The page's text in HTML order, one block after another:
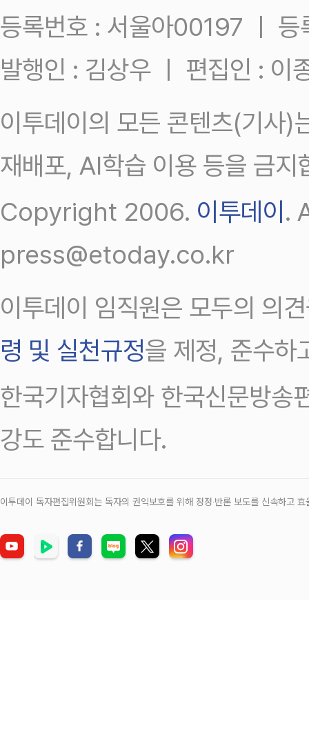
등록번호 : 서울아00197 ㅣ
발행인 : 김상우 ㅣ 편집인 : 이
이투데이의 모든 콘텐츠(기사)
재배포, AI학습 이용 등을 금지
Copyright 2006. 이투데이.
press@etoday.co.kr
이투데이 임직원은 모두의 의
령 및 실천규정을 제정, 준수하
한국기자협회와 한국신문방송
강도 준수합니다.
이투데이 독자편집위원회는 독자의 권익보호를 위해 정정‧반론 보도를 신속하고